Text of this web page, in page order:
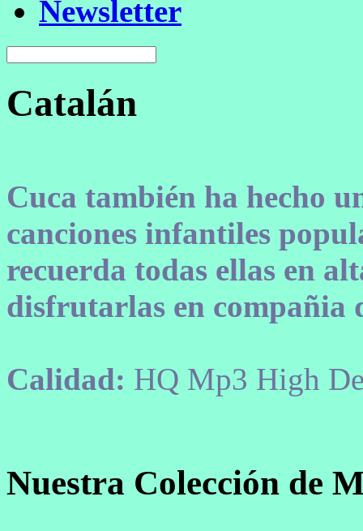
Newsletter
Catalán
Cuca también ha hecho
canciones infantiles
recuerda todas ellas en
disfrutarlas en compañia
Calidad: HQ Mp3 High
Nuestra Colección de